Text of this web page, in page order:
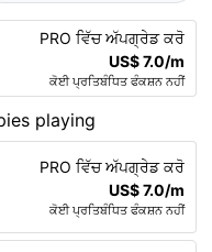
PRO ਵਿੱਚ ਅੱਪਗ੍ਰੇਡ ਕਰੋ
US$ 7.0/m
ਕੋਈ ਪ੍ਰਤਿਬੰਧਿਤ ਫੰਕਸ਼ਨ ਨਹੀਂ
PRO ਵਿੱਚ ਅੱਪਗ੍ਰੇਡ ਕਰੋ
US$ 7.0/m
ਕੋਈ ਪ੍ਰਤਿਬੰਧਿਤ ਫੰਕਸ਼ਨ ਨਹੀਂ